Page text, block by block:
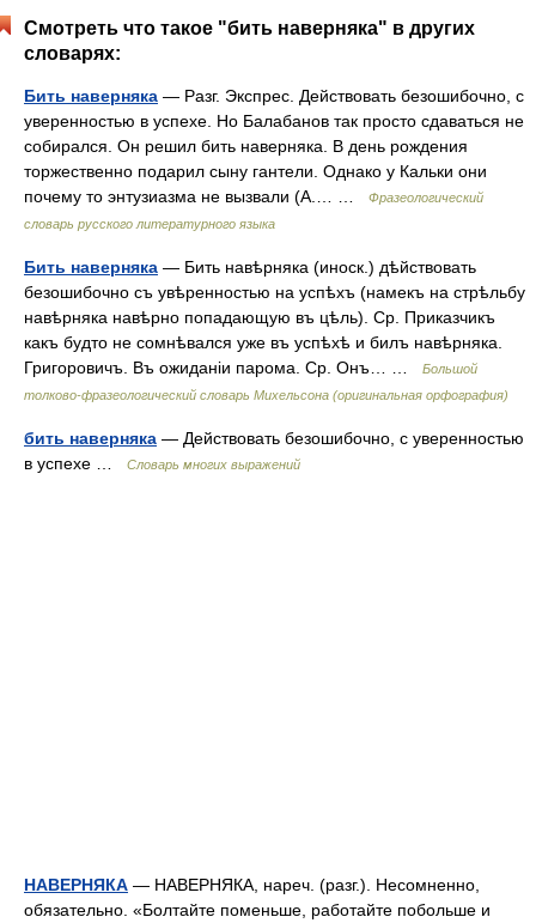
Смотреть что такое "бить наверняка" в других
словарях:
Бить наверняка — Разг. Экспрес. Действовать безошибочно, с
уверенностью в успехе. Но Балабанов так просто сдаваться не
собирался. Он решил бить наверняка. В день рождения
торжественно подарил сыну гантели. Однако у Кальки они
почему то энтузиазма не вызвали (А.… …
Фразеологический
словарь русского литературного языка
Бить наверняка — Бить навѣрняка (иноск.) дѣйствовать
безошибочно съ увѣренностью на успѣхъ (намекъ на стрѣльбу
навѣрняка навѣрно попадающую въ цѣль). Ср. Приказчикъ
какъ будто не сомнѣвался уже въ успѣхѣ и билъ навѣрняка.
Григоровичъ. Въ ожиданіи парома. Ср. Онъ… …
Большой
толково-фразеологический словарь Михельсона (оригинальная орфография)
бить наверняка — Действовать безошибочно, с уверенностью
в успехе …
Словарь многих выражений
НАВЕРНЯКА — НАВЕРНЯКА, нареч. (разг.). Несомненно,
обязательно. «Болтайте поменьше, работайте побольше и